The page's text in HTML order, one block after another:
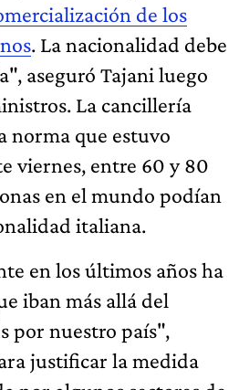
de los
. La nacionalidad debe
aseguró Tajani luego
La cancillería
norma que estuvo
viernes, entre 60 y 80
en el mundo podían
italiana.
en los últimos años ha
iban más allá del
por nuestro país",
justificar la medida